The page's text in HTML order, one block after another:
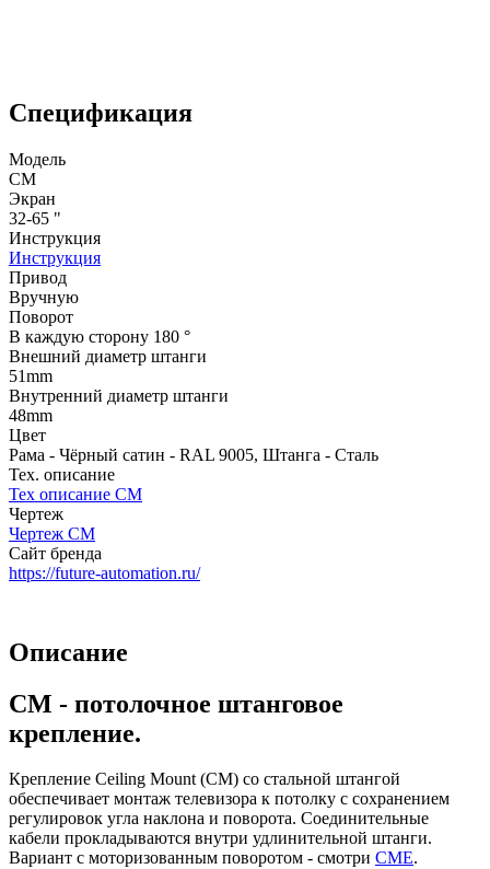
Спецификация
Модель
CM
Экран
32-65 "
Инструкция
Инструкция
Привод
Вручную
Поворот
В каждую сторону 180 °
Внешний диаметр штанги
51mm
Внутренний диаметр штанги
48mm
Цвет
Рама - Чёрный сатин - RAL 9005, Штанга - Сталь
Тех. описание
Тех описание CM
Чертеж
Чертеж CM
Сайт бренда
https://future-automation.ru/
Описание
CM - потолочное штанговое
крепление.
Крепление Ceiling Mount (CM) со стальной штангой
обеспечивает монтаж телевизора к потолку с сохранением
регулировок угла наклона и поворота. Соединительные
кабели прокладываются внутри удлинительной штанги.
Вариант с моторизованным поворотом - смотри CME.